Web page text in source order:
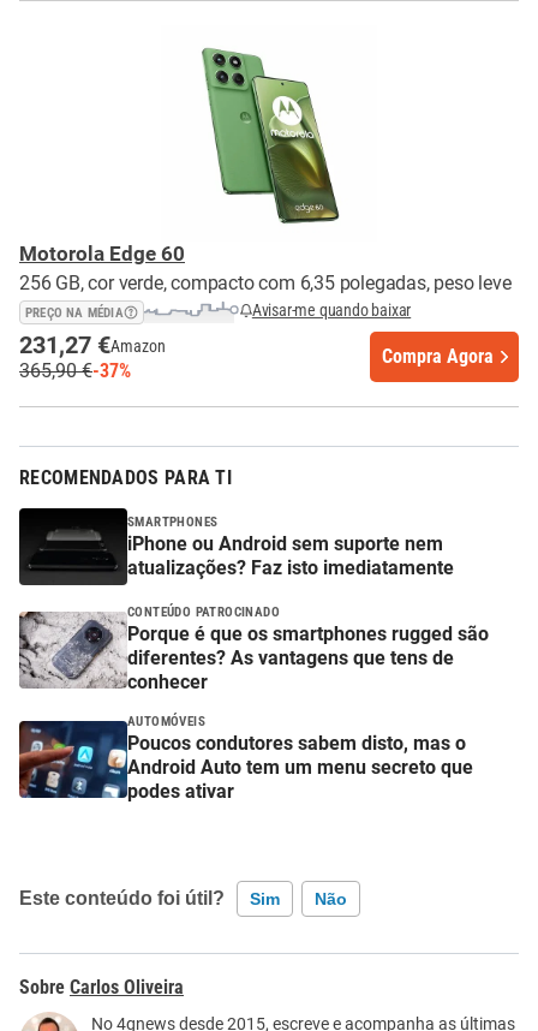
Motorola Edge 60
256 GB, cor verde, compacto com 6,35 polegadas, peso leve
PREÇO NA MÉDIA Avisar-me quando baixar
231,27 €Amazon
365,90 €-37%
Compra Agora
RECOMENDADOS PARA TI
SMARTPHONES
iPhone ou Android sem suporte nem
atualizações? Faz isto imediatamente
CONTEÚDO PATROCINADO
Porque é que os smartphones rugged são
diferentes? As vantagens que tens de
conhecer
AUTOMÓVEIS
Poucos condutores sabem disto, mas o
Android Auto tem um menu secreto que
podes ativar
Este conteúdo foi útil? Sim Não
Este conteúdo contém informação incorreta
Este conteúdo não tem a informação que procuro
Carlos Oliveira
No 4gnews desde 2015, escreve e acompanha as últimas